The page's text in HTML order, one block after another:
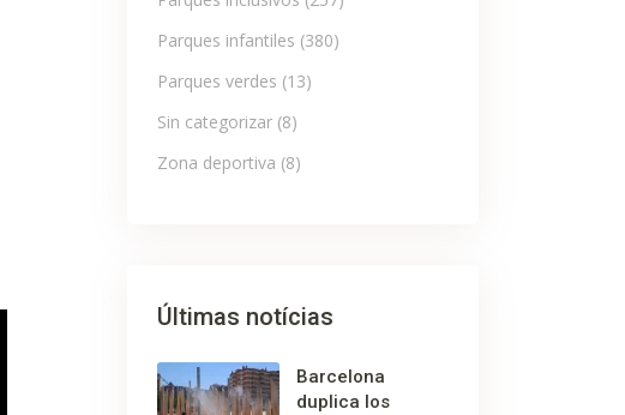
Parques infantiles (380)
Parques verdes (13)
Sin categorizar(8)
Zona deportiva (8)
Últimas notícias
Barcelona
duplica los